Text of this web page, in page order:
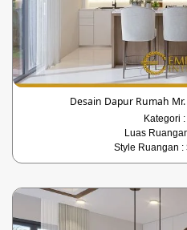
Desain Dapur Rumah
Kategori :
Luas
Style Ruangan :